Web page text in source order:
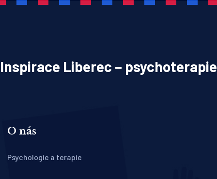
Inspirace Liberec – psychoterapie
O nás
Psychologie a terapie